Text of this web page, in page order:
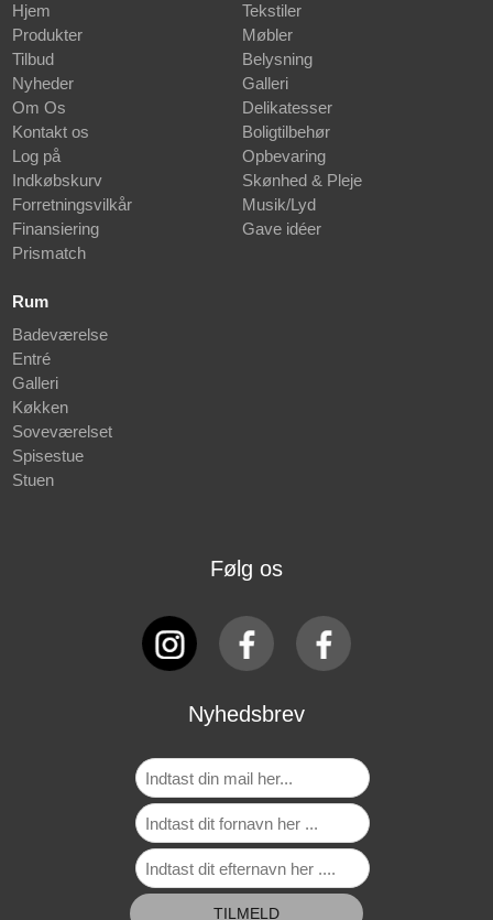
Hjem
Produkter
Tilbud
Nyheder
Om Os
Kontakt os
Log på
Indkøbskurv
Forretningsvilkår
Finansiering
Prismatch
Tekstiler
Møbler
Belysning
Galleri
Delikatesser
Boligtilbehør
Opbevaring
Skønhed & Pleje
Musik/Lyd
Gave idéer
Rum
Badeværelse
Entré
Galleri
Køkken
Soveværelset
Spisestue
Stuen
Følg os
Nyhedsbrev